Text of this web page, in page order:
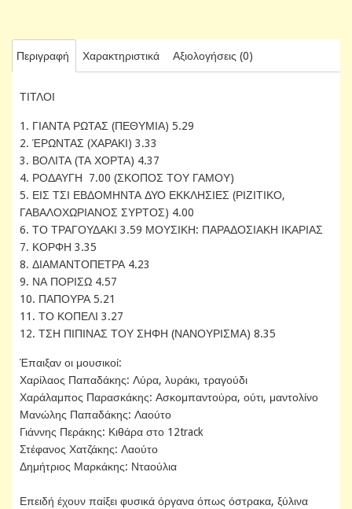
Περιγραφή Χαρακτηριστικά Αξιολογήσεις (0)
ΤΙΤΛΟΙ
1. ΓΙΑΝΤΑ ΡΩΤΑΣ (ΠΕΘΥΜΙΑ) 5.29
2. ΈΡΩΝΤΑΣ (ΧΑΡΑΚΙ) 3.33
3. ΒΟΛΙΤΑ (ΤΑ ΧΟΡΤΑ) 4.37
4. ΡΟΔΑΥΓΗ 7.00 (ΣΚΟΠΟΣ ΤΟΥ ΓΑΜΟΥ)
5. ΕΙΣ ΤΣΙ ΕΒΔΟΜΗΝΤΑ ΔΥΟ ΕΚΚΛΗΣΙΕΣ (ΡΙΖΙΤΙΚΟ,
ΓΑΒΑΛΟΧΩΡΙΑΝΟΣ ΣΥΡΤΟΣ) 4.00
6. ΤΟ ΤΡΑΓΟΥΔΑΚΙ 3.59 ΜΟΥΣΙΚΗ: ΠΑΡΑΔΟΣΙΑΚΗ ΙΚΑΡΙΑΣ
7. ΚΟΡΦΗ 3.35
8. ΔΙΑΜΑΝΤΟΠΕΤΡΑ 4.23
9. ΝΑ ΠΟΡΙΣΩ 4.57
10. ΠΑΠΟΥΡΑ 5.21
11. ΤΟ ΚΟΠΕΛΙ 3.27
12. ΤΣΗ ΠΙΠΙΝΑΣ ΤΟΥ ΣΗΦΗ (ΝΑΝΟΥΡΙΣΜΑ) 8.35
Έπαιξαν οι μουσικοί:
Χαρίλαος Παπαδάκης: Λύρα, λυράκι, τραγούδι
Χαράλαμπος Παρασκάκης: Ασκομπαντούρα, ούτι, μαντολίνο
Μανώλης Παπαδάκης: Λαούτο
Γιάννης Περάκης: Κιθάρα στο 12track
Στέφανος Χατζάκης: Λαούτο
Δημήτριος Μαρκάκης: Νταούλια
Επειδή έχουν παίξει φυσικά όργανα όπως όστρακα, ξύλινα